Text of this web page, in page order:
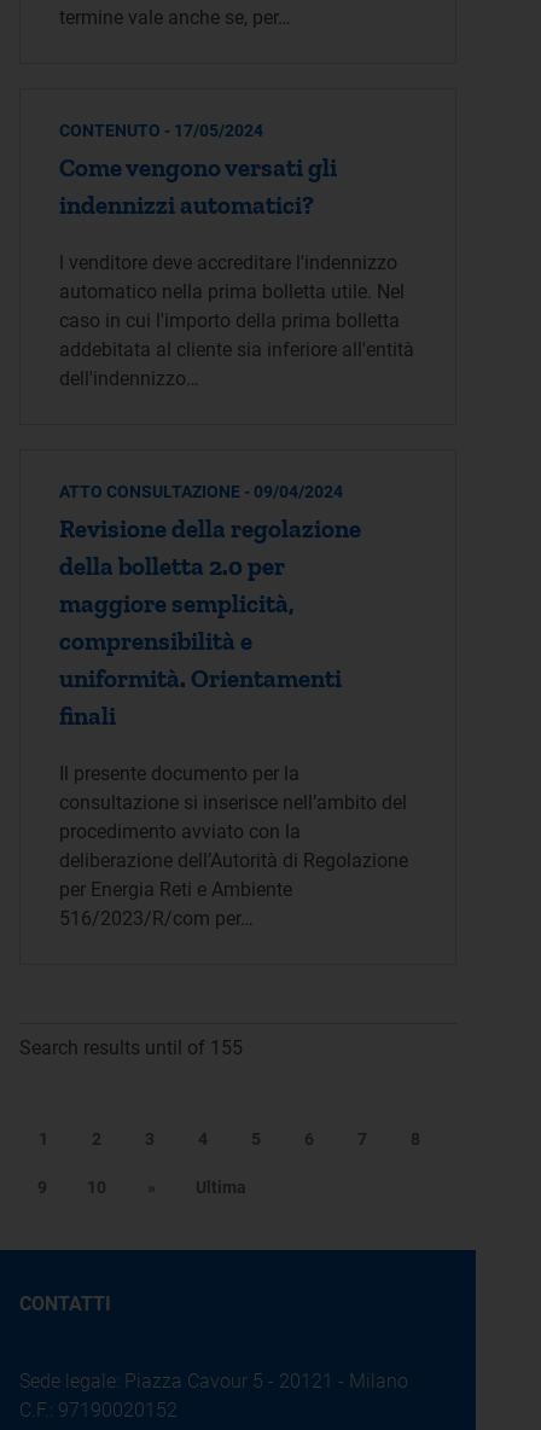
termine vale anche se, per…
CONTENUTO - 17/05/2024
Come vengono versati gli
indennizzi automatici?
l venditore deve accreditare l'indennizzo
automatico nella prima bolletta utile. Nel
caso in cui l'importo della prima bolletta
addebitata al cliente sia inferiore all'entità
dell'indennizzo…
ATTO CONSULTAZIONE - 09/04/2024
Revisione della regolazione
della bolletta 2.0 per
maggiore semplicità,
comprensibilità e
uniformità. Orientamenti
finali
Il presente documento per la
consultazione si inserisce nell’ambito del
procedimento avviato con la
deliberazione dell’Autorità di Regolazione
per Energia Reti e Ambiente
516/2023/R/com per…
Search results until of 155
1 2 3 4 5 6 7 8
9 10 » Ultima
CONTATTI
Sede legale: Piazza Cavour 5 - 20121 - Milano
C.F.: 97190020152